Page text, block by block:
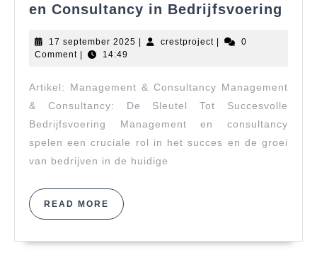
en Consultancy in Bedrijfsvoering
en
in
17 september 2025 17
| crestprojectcrestproject
|
0
Comment | 14:49
Artikel: Management & Consultancy Management
& Consultancy: De Sleutel Tot Succesvolle
Bedrijfsvoering Management en consultancy
spelen een cruciale rol in het succes en de groei
van bedrijven in de huidige
READ MORE READ
MORE